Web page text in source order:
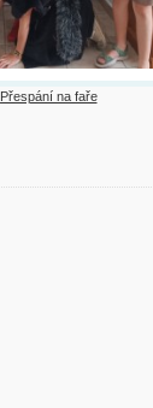
Přespání na faře